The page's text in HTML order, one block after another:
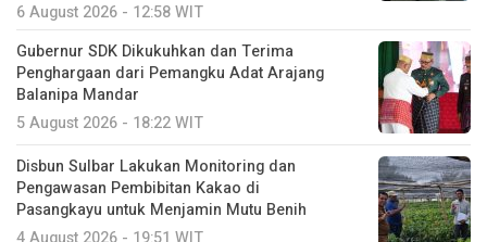
6 August 2026 - 12:58 WIT
Gubernur SDK Dikukuhkan dan Terima
Penghargaan dari Pemangku Adat Arajang
Balanipa Mandar
5 August 2026 - 18:22 WIT
Disbun Sulbar Lakukan Monitoring dan
Pengawasan Pembibitan Kakao di
Pasangkayu untuk Menjamin Mutu Benih